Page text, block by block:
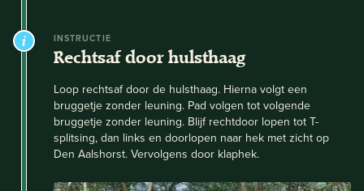
INSTRUCTIE
Rechtsaf door hulsthaag
Loop rechtsaf door de hulsthaag. Hierna volgt een
bruggetje zonder leuning. Pad volgen tot volgende
bruggetje zonder leuning. Blijf rechtdoor lopen tot T-
splitsing, dan links en doorlopen naar hek met zicht op
Den Aalshorst. Vervolgens door klaphek.